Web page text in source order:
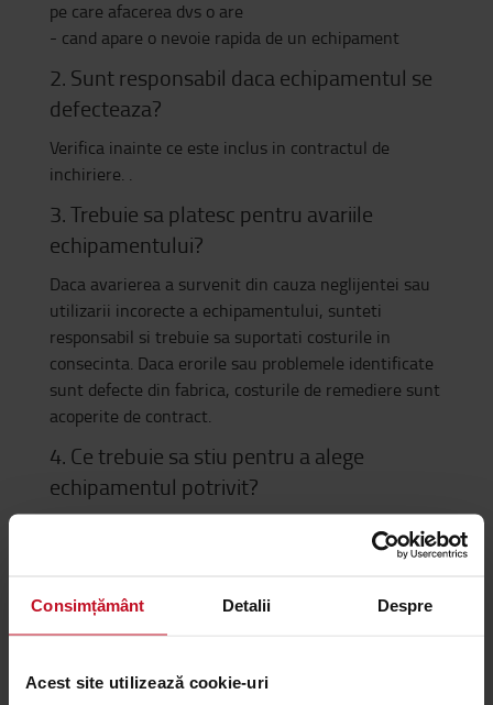
Consimțământ Detalii Despre
Acest site utilizează cookie-uri
pe care afacerea dvs o are
- cand apare o nevoie rapida de un echipament
2. Sunt responsabil daca echipamentul se
defecteaza?
Verifica inainte ce este inclus in contractul de
inchiriere. .
3. Trebuie sa platesc pentru avariile
echipamentului?
Daca avarierea a survenit din cauza neglijentei sau
utilizarii incorecte a echipamentului, sunteti
responsabil si trebuie sa suportati costurile in
consecinta. Daca erorile sau problemele identificate
sunt defecte din fabrica, costurile de remediere sunt
acoperite de contract.
4. Ce trebuie sa stiu pentru a alege
echipamentul potrivit?
- Care sunt datele aplicatiei? Pentru ce folisiti
miscati si la care este centrul de greutate?
- La ce inaltime trebuie ridicata sarcina?
- Daca aveti rampa de incarcare/descarcare **